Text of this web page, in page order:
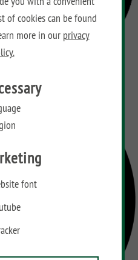
of cookies can be found
more in our privacy
font